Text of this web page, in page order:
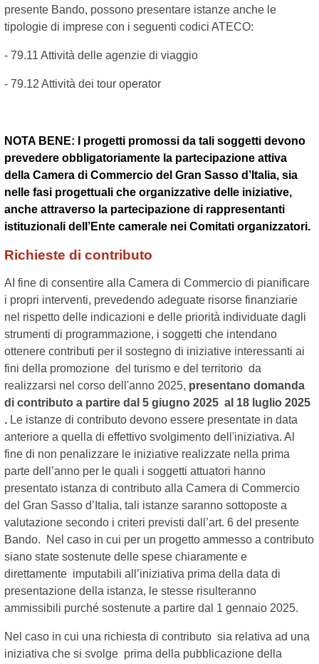
presente Bando, possono presentare istanze anche le
tipologie di imprese con i seguenti codici ATECO:
- 79.11 Attività delle agenzie di viaggio
- 79.12 Attività dei tour operator
NOTA BENE: I progetti promossi da tali soggetti devono
prevedere obbligatoriamente la partecipazione attiva
della Camera di Commercio del Gran Sasso d’Italia, sia
nelle fasi progettuali che organizzative delle iniziative,
anche attraverso la partecipazione di rappresentanti
istituzionali dell’Ente camerale nei Comitati organizzatori.
Richieste di contributo
AI fine di consentire alla Camera di Commercio di pianificare
i propri interventi, prevedendo adeguate risorse finanziarie
nel rispetto delle indicazioni e delle priorità individuate dagli
strumenti di programmazione, i soggetti che intendano
ottenere contributi per il sostegno di iniziative interessanti ai
fini della promozione del turismo e del territorio da
realizzarsi nel corso dell'anno 2025, presentano domanda
di contributo a partire dal 5 giugno 2025 al 18 luglio 2025
. Le istanze di contributo devono essere presentate in data
anteriore a quella di effettivo svolgimento dell'iniziativa. Al
fine di non penalizzare le iniziative realizzate nella prima
parte dell’anno per le quali i soggetti attuatori hanno
presentato istanza di contributo alla Camera di Commercio
del Gran Sasso d’Italia, tali istanze saranno sottoposte a
valutazione secondo i criteri previsti dall’art. 6 del presente
Bando. Nel caso in cui per un progetto ammesso a contributo
siano state sostenute delle spese chiaramente e
direttamente imputabili all’iniziativa prima della data di
presentazione della istanza, le stesse risulteranno
ammissibili purché sostenute a partire dal 1 gennaio 2025.
Nel caso in cui una richiesta di contributo sia relativa ad una
iniziativa che si svolge prima della pubblicazione della